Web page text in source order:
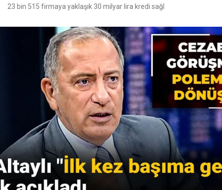
23 bin 515 firmaya yaklaşık 30 milyar lira kredi sağl